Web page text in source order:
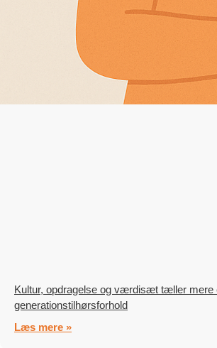
Kultur, opdragelse og værdisæt tæller mere
generationstilhørsforhold
Læs mere »